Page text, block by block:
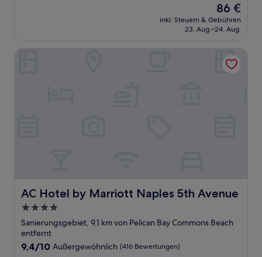
Der
Preis
beträgt
86 €
inkl. Steuern & Gebühren
23. Aug.–24. Aug.
AC Hotel by Marriott Naples 5th Avenue
AC Hotel by Marriott Naples 5th Avenue
4.0-
Sterne-
Unterkunft
Sanierungsgebiet, 9,1 km von Pelican Bay Commons Beach
entfernt
9.4
9,4/10 Außergewöhnlich (416 Bewertungen)